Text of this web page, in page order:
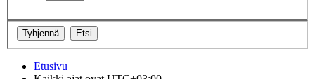
Etusivu